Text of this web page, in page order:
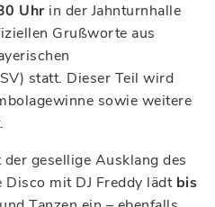
Uhr in der Jahnturnhalle
Grußworte aus
statt. Dieser Teil wird
sowie weitere
der gesellige Ausklang des
Disco mit DJ Freddy lädt bis